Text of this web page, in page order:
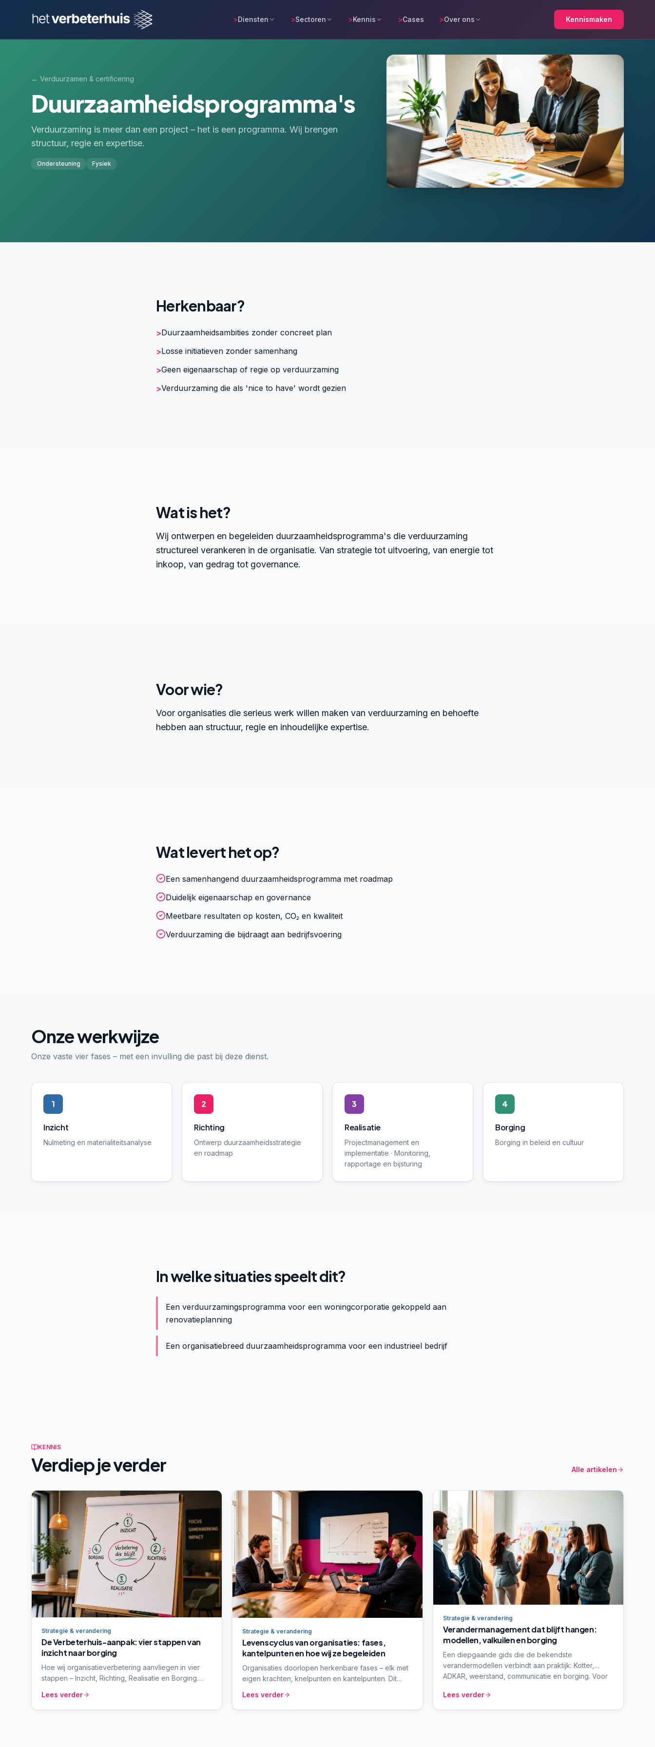
>Diensten >Sectoren >Kennis >Cases >Over ons Kennismaken
← Verduurzamen & certificering
Duurzaamheidsprogramma's
Verduurzaming is meer dan een project – het is een programma. Wij brengen
structuur, regie en expertise.
Ondersteuning Fysiek
Herkenbaar?
>Duurzaamheidsambities zonder concreet plan
>Losse initiatieven zonder samenhang
>Geen eigenaarschap of regie op verduurzaming
>Verduurzaming die als 'nice to have' wordt gezien
Wat is het?
Wij ontwerpen en begeleiden duurzaamheidsprogramma's die verduurzaming
structureel verankeren in de organisatie. Van strategie tot uitvoering, van energie tot
inkoop, van gedrag tot governance.
Voor wie?
Voor organisaties die serieus werk willen maken van verduurzaming en behoefte
hebben aan structuur, regie en inhoudelijke expertise.
Wat levert het op?
Een samenhangend duurzaamheidsprogramma met roadmap
Duidelijk eigenaarschap en governance
Meetbare resultaten op kosten, CO₂ en kwaliteit
Verduurzaming die bijdraagt aan bedrijfsvoering
Onze werkwijze
Onze vaste vier fases – met een invulling die past bij deze dienst.
1
Inzicht
Nulmeting en materialiteitsanalyse
2
Richting
Ontwerp duurzaamheidsstrategie
en roadmap
3
Realisatie
Projectmanagement en
implementatie · Monitoring,
rapportage en bijsturing
4
Borging
Borging in beleid en cultuur
In welke situaties speelt dit?
Een verduurzamingsprogramma voor een woningcorporatie gekoppeld aan
renovatieplanning
Een organisatiebreed duurzaamheidsprogramma voor een industrieel bedrijf
KENNIS
Verdiep je verder Alle artikelen
Strategie & verandering
De Verbeterhuis-aanpak: vier stappen van
inzicht naar borging
Hoe wij organisatieverbetering aanvliegen in vier
stappen – Inzicht, Richting, Realisatie en Borging.
denkraam dat strategie verbindt met dagelijks werk.
Lees verder
Strategie & verandering
Levenscyclus van organisaties: fases,
kantelpunten en hoe wij ze begeleiden
Organisaties doorlopen herkenbare fases – elk met
eigen krachten, knelpunten en kantelpunten. Dit
voorkomende valkuilen, en hoe wij organisaties per
fase begeleiden vanuit onze vier-stappen-aanpak.
Lees verder
Strategie & verandering
Verandermanagement dat blijft hangen:
modellen, valkuilen en borging
Een diepgaande gids die de bekendste
verandermodellen verbindt aan praktijk: Kotter,
ADKAR, weerstand, communicatie en borging. Voor
bekende posters aan de muur.
Lees verder